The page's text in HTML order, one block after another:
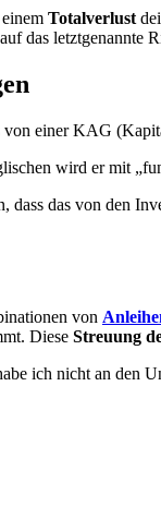
Totalverlust
das letztgenannte
von einer KAG
wird er mit
das von den
von
Diese Streuung
ich nicht an den